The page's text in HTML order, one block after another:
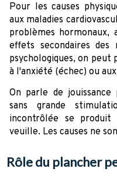
Pour les causes
aux maladies
problèmes hormonaux,
effets secondaires des
psychologiques, on peut
à l'anxiété (échec) ou
On parle de
sans grande
incontrôlée se
veuille. Les causes ne
Rôle du plancher